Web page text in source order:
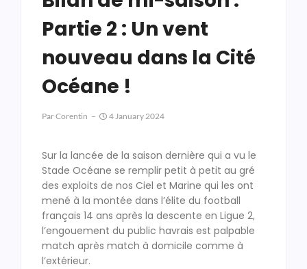
Partie 2 : Un vent
nouveau dans la Cité
Océane !
ParCorentin 4 January 2024
Sur la lancée de la saison dernière qui a vu le
Stade Océane se remplir petit à petit au gré
des exploits de nos Ciel et Marine qui les ont
mené à la montée dans l’élite du football
français 14 ans après la descente en Ligue 2,
l’engouement du public havrais est palpable
match après match à domicile comme à
l’extérieur.